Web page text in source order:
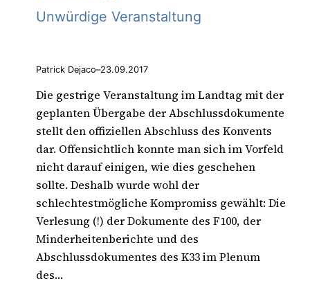
Unwürdige Veranstaltung
Patrick Dejaco–23.09.2017
Die gestrige Veranstaltung im Landtag mit der
geplanten Übergabe der Abschlussdokumente
stellt den offiziellen Abschluss des Konvents
dar. Offensichtlich konnte man sich im Vorfeld
nicht darauf einigen, wie dies geschehen
sollte. Deshalb wurde wohl der
schlechtestmögliche Kompromiss gewählt: Die
Verlesung (!) der Dokumente des F100, der
Minderheitenberichte und des
Abschlussdokumentes des K33 im Plenum
des…